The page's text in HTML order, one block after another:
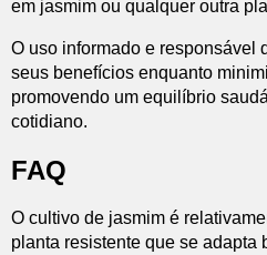
em jasmim ou qualquer outra
O uso informado e responsável
seus benefícios enquanto
promovendo um equilíbrio
cotidiano.
FAQ
O cultivo de jasmim é
planta resistente que se adapta